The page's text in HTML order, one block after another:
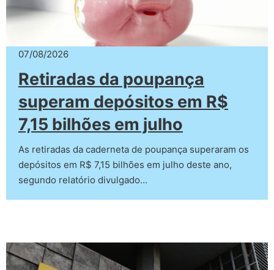
07/08/2026
Retiradas da poupança
superam depósitos em R$
7,15 bilhões em julho
As retiradas da caderneta de poupança superaram os
depósitos em R$ 7,15 bilhões em julho deste ano,
segundo relatório divulgado…